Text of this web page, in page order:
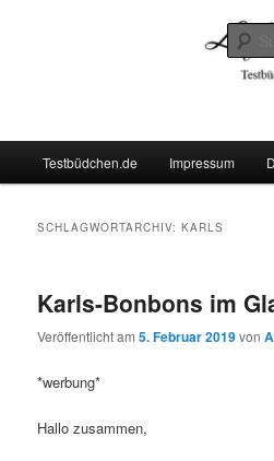
Testbüdchen.de Impressum
SCHLAGWORTARCHIV:KARLS
Karls-Bonbons im
Veröffentlicht am5. Februar 2019von
*werbung*
Hallo zusammen,